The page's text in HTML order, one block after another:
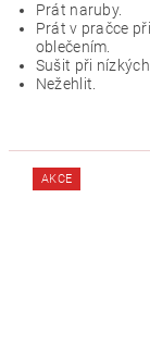
Prát naruby.
Prát v pračce
oblečením.
Sušit při
Nežehlit.
AKCE